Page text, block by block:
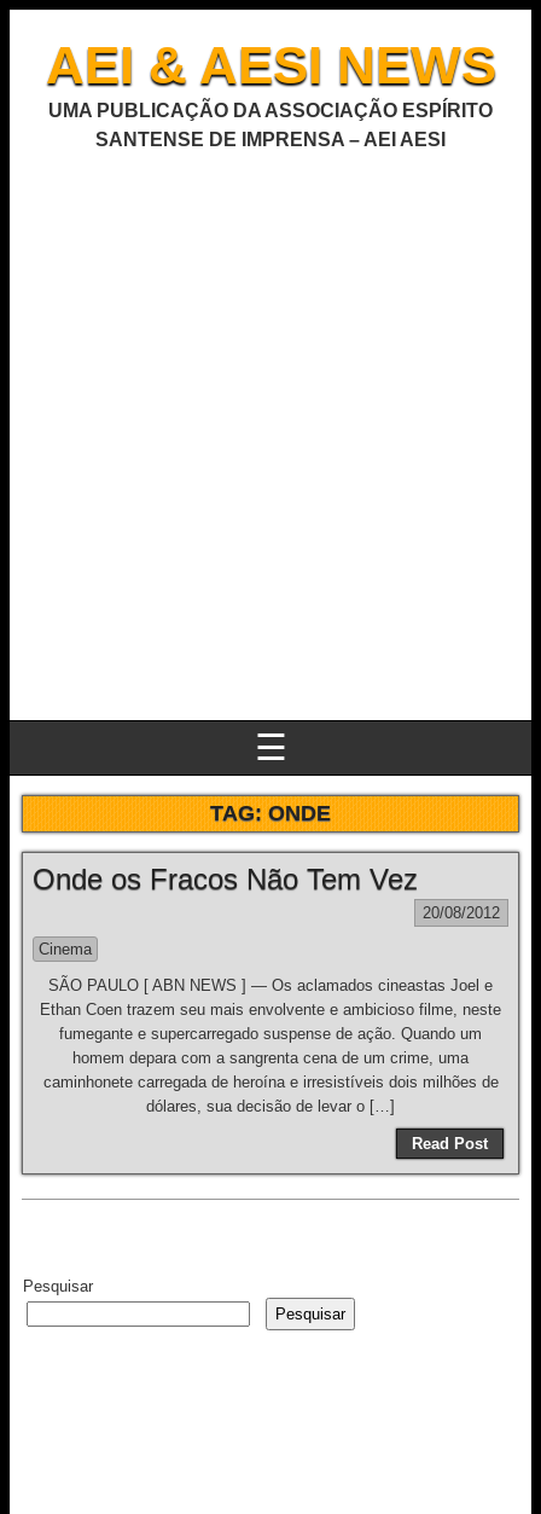
AEI & AESI NEWS
UMA PUBLICAÇÃO DA ASSOCIAÇÃO ESPÍRITO
SANTENSE DE IMPRENSA – AEI AESI
☰
TAG:ONDE
Onde os Fracos Não Tem Vez
20/08/2012
Cinema
SÃO PAULO [ ABN NEWS ] — Os aclamados cineastas Joel e
Ethan Coen trazem seu mais envolvente e ambicioso filme, neste
fumegante e supercarregado suspense de ação. Quando um
homem depara com a sangrenta cena de um crime, uma
caminhonete carregada de heroína e irresistíveis dois milhões de
dólares, sua decisão de levar o […]
Read Post
Pesquisar
Pesquisar